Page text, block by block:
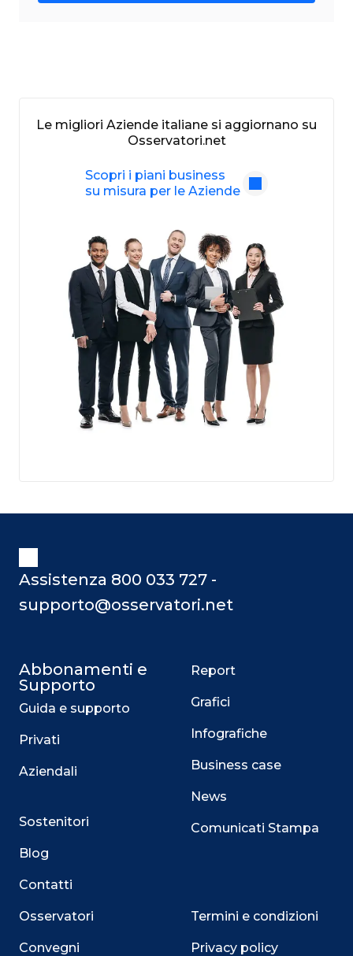
Le migliori Aziende italiane si aggiornano su
Osservatori.net
Scopri i piani business
su misura per le Aziende
Assistenza 800 033 727 -
supporto@osservatori.net
Abbonamenti e
Supporto
Guida e supporto
Privati
Aziendali
Sostenitori
Blog
Contatti
Osservatori
Convegni
Report
Grafici
Infografiche
Business case
News
Comunicati Stampa
Termini e condizioni
Privacy policy